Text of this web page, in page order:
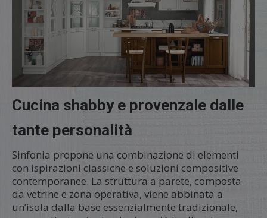
Cucina shabby e provenzale dalle
tante personalità
Sinfonia propone una combinazione di elementi
con ispirazioni classiche e soluzioni compositive
contemporanee. La struttura a parete, composta
da vetrine e zona operativa, viene abbinata a
un’isola dalla base essenzialmente tradizionale,